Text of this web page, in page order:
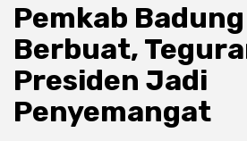
Pemkab
Berbuat,
Presiden Jadi
Penyemangat